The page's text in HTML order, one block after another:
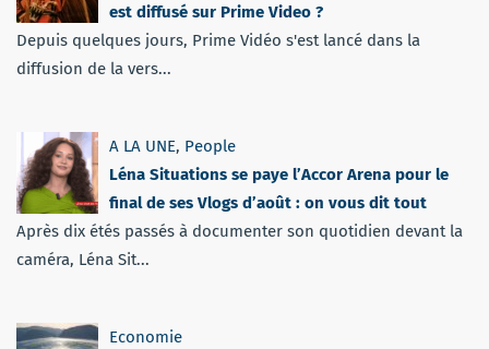
est diffusé sur Prime Video ?
Depuis quelques jours, Prime Vidéo s'est lancé dans la
diffusion de la vers...
A LA UNE, People
Léna Situations se paye l’Accor Arena pour le
final de ses Vlogs d’août : on vous dit tout
Après dix étés passés à documenter son quotidien devant la
caméra, Léna Sit...
Economie